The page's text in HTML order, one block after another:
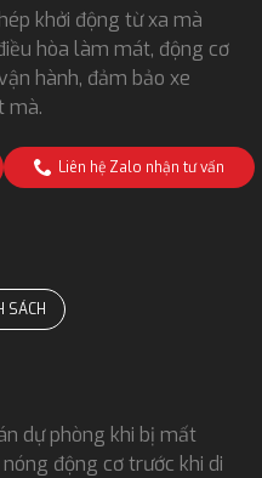
khởi động từ xa mà
hòa làm mát, động cơ
hành, đảm bảo xe
mà.
Liên hệ Zalo nhận tư vấn
SÁCH
dự phòng khi bị mất
động cơ trước khi di